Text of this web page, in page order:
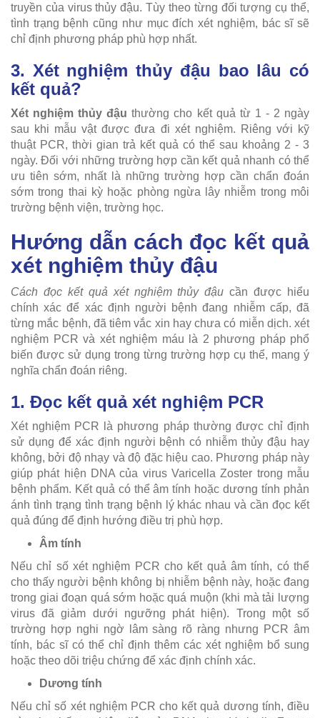
truyền của virus thủy đậu. Tùy theo từng đối tượng cụ thể,
tình trạng bệnh cũng như mục đích xét nghiệm, bác sĩ sẽ
chỉ định phương pháp phù hợp nhất.
3. Xét nghiệm thủy đậu bao lâu có
kết quả?
Xét nghiệm thủy đậu thường cho kết quả từ 1 - 2 ngày
sau khi mẫu vật được đưa đi xét nghiệm. Riêng với kỹ
thuật PCR, thời gian trả kết quả có thể sau khoảng 2 - 3
ngày. Đối với những trường hợp cần kết quả nhanh có thể
ưu tiên sớm, nhất là những trường hợp cần chẩn đoán
sớm trong thai kỳ hoặc phòng ngừa lây nhiễm trong môi
trường bệnh viện, trường học.
Hướng dẫn cách đọc kết quả
xét nghiệm thủy đậu
Cách đọc kết quả xét nghiệm thủy đậu cần được hiểu
chính xác để xác định người bệnh đang nhiễm cấp, đã
từng mắc bệnh, đã tiêm vắc xin hay chưa có miễn dịch. xét
nghiệm PCR và xét nghiệm máu là 2 phương pháp phổ
biến được sử dụng trong từng trường hợp cụ thể, mang ý
nghĩa chẩn đoán riêng.
1. Đọc kết quả xét nghiệm PCR
Xét nghiệm PCR là phương pháp thường được chỉ định
sử dụng để xác định người bệnh có nhiễm thủy đậu hay
không, bởi độ nhạy và độ đặc hiệu cao. Phương pháp này
giúp phát hiện DNA của virus Varicella Zoster trong mẫu
bệnh phẩm. Kết quả có thể âm tính hoặc dương tính phản
ánh tình trạng tình trạng bệnh lý khác nhau và cần đọc kết
quả đúng để định hướng điều trị phù hợp.
Âm tính
Nếu chỉ số xét nghiệm PCR cho kết quả âm tính, có thể
cho thấy người bệnh không bị nhiễm bệnh này, hoặc đang
trong giai đoạn quá sớm hoặc quá muộn (khi mà tải lượng
virus đã giảm dưới ngưỡng phát hiện). Trong một số
trường hợp nghi ngờ lâm sàng rõ ràng nhưng PCR âm
tính, bác sĩ có thể chỉ định thêm các xét nghiệm bổ sung
hoặc theo dõi triệu chứng để xác định chính xác.
Dương tính
Nếu chỉ số xét nghiệm PCR cho kết quả dương tính, điều